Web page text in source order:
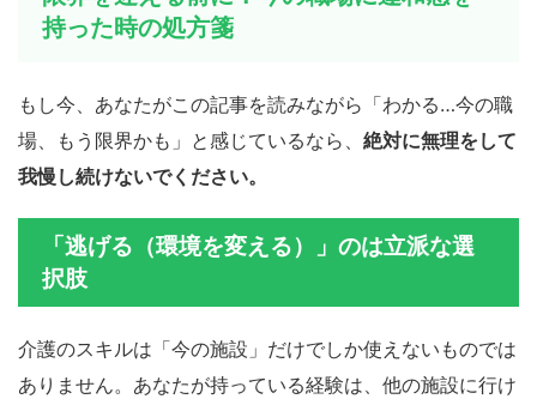
持った時の処方箋
もし今、あなたがこの記事を読みながら「わかる…今の職
場、もう限界かも」と感じているなら、 絶対に無理をして
我慢し続けないでください。
「逃げる（環境を変える）」のは立派な選
択肢
介護のスキルは「今の施設」だけでしか使えないものでは
ありません。あなたが持っている経験は、他の施設に行け